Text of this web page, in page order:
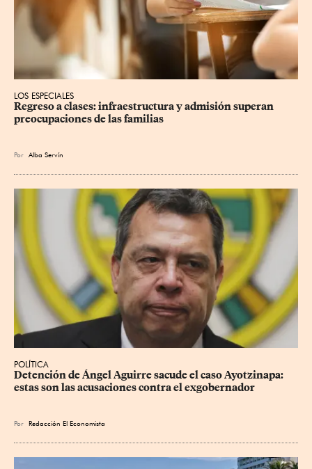
LOS ESPECIALES
Regreso a clases: infraestructura y admisión superan
preocupaciones de las familias
Por Alba Servín
POLÍTICA
Detención de Ángel Aguirre sacude el caso Ayotzinapa:
estas son las acusaciones contra el exgobernador
Por Redacción El Economista